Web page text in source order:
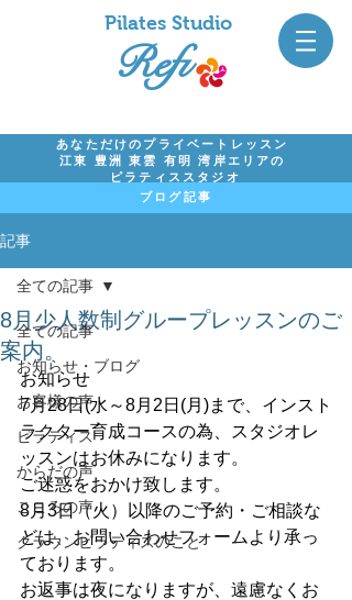
Pilates Studio
Refi
あなただけのプライベートレッスン
江東 豊洲 東雲 有明 湾岸エリアの
ピラティススタジオ
ブログ記事
記事
全ての記事
お知らせ・ブログ
お客様の声
ピラティス
からだの声
こころの声
クラウンピラティスのこと
全ての記事
8月少人数制グループレッスンのご
案内。
お知らせ
7月28日(水～8月2日(月)まで、インスト
ラクター育成コースの為、スタジオレ
ッスンはお休みになります。
ご迷惑をおかけ致します。
8月3日（火）以降のご予約・ご相談な
どは、お問い合わせフォームより承っ
ております。
お返事は夜になりますが、遠慮なくお